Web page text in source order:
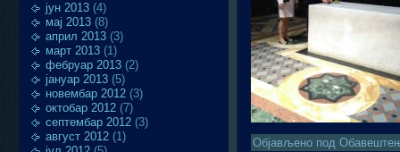
јун 2013 (4)
мај 2013 (8)
април 2013 (3)
март 2013 (1)
фебруар 2013 (2)
јануар 2013 (5)
новембар 2012 (3)
октобар 2012 (7)
септембар 2012 (3)
август 2012 (1)
Објављено под